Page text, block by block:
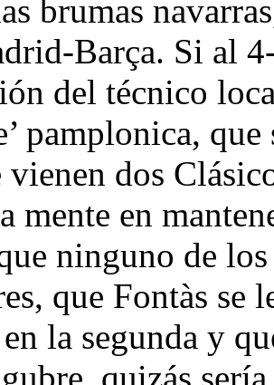
brumas
Barça. Si al
del técnico
pamplonica,
vienen dos
mente en
ninguno de los
que Fontàs se
la segunda y
quizás